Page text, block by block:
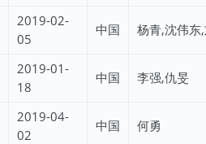
2019-02-
05
中国 杨青,沈伟东
2019-01-
18
中国 李强,仇旻
2019-04-
02
中国 何勇